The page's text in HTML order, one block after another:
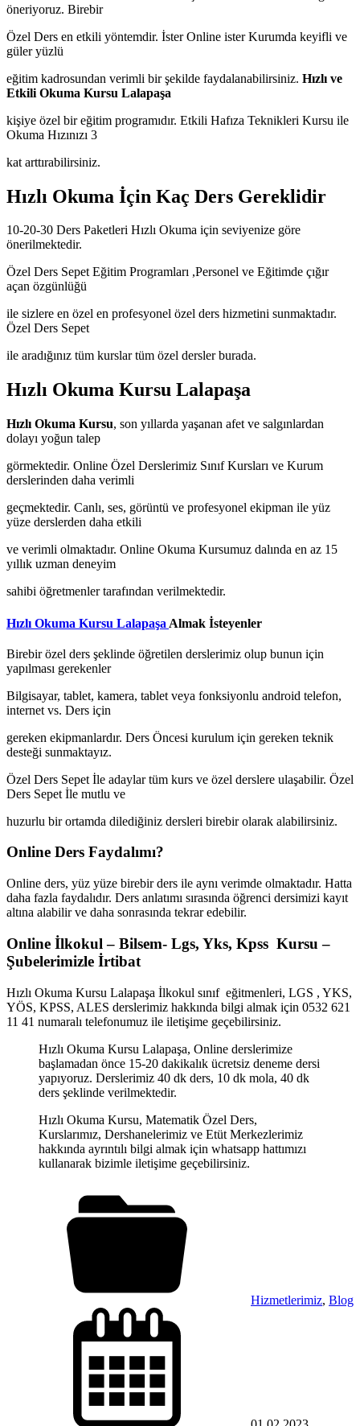
öneriyoruz. Birebir
Özel Ders en etkili yöntemdir. İster Online ister Kurumda keyifli ve
güler yüzlü
eğitim kadrosundan verimli bir şekilde faydalanabilirsiniz. Hızlı ve
Etkili Okuma Kursu Lalapaşa
kişiye özel bir eğitim programıdır. Etkili Hafıza Teknikleri Kursu ile
Okuma Hızınızı 3
kat arttırabilirsiniz.
Hızlı Okuma İçin Kaç Ders Gereklidir
10-20-30 Ders Paketleri Hızlı Okuma için seviyenize göre
önerilmektedir.
Özel Ders Sepet Eğitim Programları ,Personel ve Eğitimde çığır
açan özgünlüğü
ile sizlere en özel en profesyonel özel ders hizmetini sunmaktadır.
Özel Ders Sepet
ile aradığınız tüm kurslar tüm özel dersler burada.
Hızlı Okuma Kursu Lalapaşa
Hızlı Okuma Kursu, son yıllarda yaşanan afet ve salgınlardan
dolayı yoğun talep
görmektedir. Online Özel Derslerimiz Sınıf Kursları ve Kurum
derslerinden daha verimli
geçmektedir. Canlı, ses, görüntü ve profesyonel ekipman ile yüz
yüze derslerden daha etkili
ve verimli olmaktadır. Online Okuma Kursumuz dalında en az 15
yıllık uzman deneyim
sahibi öğretmenler tarafından verilmektedir.
Hızlı Okuma Kursu Lalapaşa Almak İsteyenler
Birebir özel ders şeklinde öğretilen derslerimiz olup bunun için
yapılması gerekenler
Bilgisayar, tablet, kamera, tablet veya fonksiyonlu android telefon,
internet vs. Ders için
gereken ekipmanlardır. Ders Öncesi kurulum için gereken teknik
desteği sunmaktayız.
Özel Ders Sepet İle adaylar tüm kurs ve özel derslere ulaşabilir. Özel
Ders Sepet İle mutlu ve
huzurlu bir ortamda dilediğiniz dersleri birebir olarak alabilirsiniz.
Online Ders Faydalımı?
Online ders, yüz yüze birebir ders ile aynı verimde olmaktadır. Hatta
daha fazla faydalıdır. Ders anlatımı sırasında öğrenci dersimizi kayıt
altına alabilir ve daha sonrasında tekrar edebilir.
Online İlkokul – Bilsem- Lgs, Yks, Kpss Kursu –
Şubelerimizle İrtibat
Hızlı Okuma Kursu Lalapaşa İlkokul sınıf eğitmenleri, LGS , YKS,
YÖS, KPSS, ALES derslerimiz hakkında bilgi almak için 0532 621
11 41 numaralı telefonumuz ile iletişime geçebilirsiniz.
Hızlı Okuma Kursu Lalapaşa, Online derslerimize
başlamadan önce 15-20 dakikalık ücretsiz deneme dersi
yapıyoruz. Derslerimiz 40 dk ders, 10 dk mola, 40 dk
ders şeklinde verilmektedir.
Hızlı Okuma Kursu, Matematik Özel Ders,
Kurslarımız, Dershanelerimiz ve Etüt Merkezlerimiz
hakkında ayrıntılı bilgi almak için whatsapp hattımızı
kullanarak bizimle iletişime geçebilirsiniz.
Hizmetlerimiz, Blog